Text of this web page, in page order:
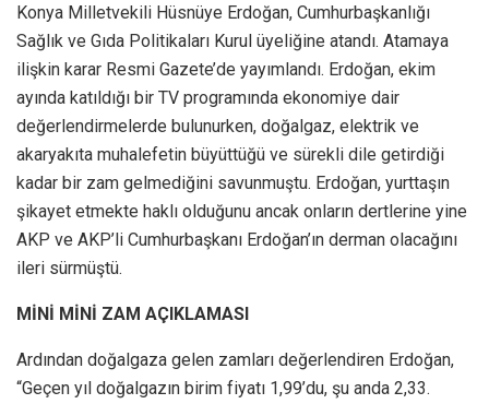
Konya Milletvekili Hüsnüye Erdoğan, Cumhurbaşkanlığı
Sağlık ve Gıda Politikaları Kurul üyeliğine atandı. Atamaya
ilişkin karar Resmi Gazete’de yayımlandı. Erdoğan, ekim
ayında katıldığı bir TV programında ekonomiye dair
değerlendirmelerde bulunurken, doğalgaz, elektrik ve
akaryakıta muhalefetin büyüttüğü ve sürekli dile getirdiği
kadar bir zam gelmediğini savunmuştu. Erdoğan, yurttaşın
şikayet etmekte haklı olduğunu ancak onların dertlerine yine
AKP ve AKP’li Cumhurbaşkanı Erdoğan’ın derman olacağını
ileri sürmüştü.
MİNİ MİNİ ZAM AÇIKLAMASI
Ardından doğalgaza gelen zamları değerlendiren Erdoğan,
“Geçen yıl doğalgazın birim fiyatı 1,99’du, şu anda 2,33.